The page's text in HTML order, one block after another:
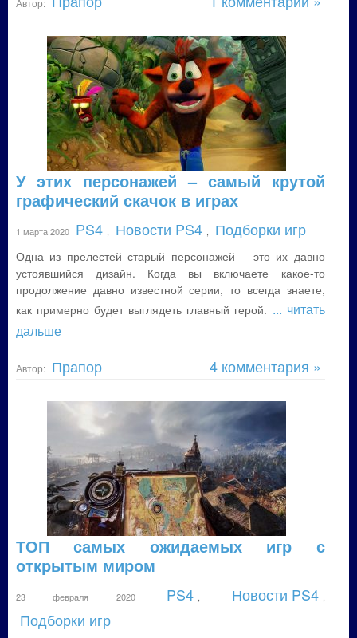
Автор:
У этих персонажей – самый крутой
графический скачок в играх
1 марта 2020 PS4 Новости PS4 Подборки игр
Одна из прелестей старый персонажей – это их давно
устоявшийся дизайн. Когда вы включаете какое-то
продолжение давно известной серии, то всегда знаете,
как примерно будет выглядеть главный герой. ... читать
дальше
Автор: Прапор 4 комментария »
ТОП самых ожидаемых игр с
открытым миром
23 февраля 2020 PS4 Новости PS4
Подборки игр